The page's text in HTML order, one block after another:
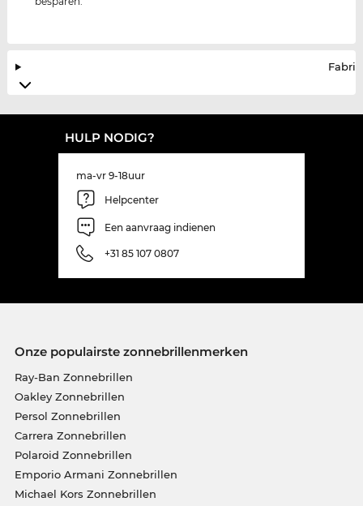
HULP NODIG?
ma-vr 9-18uur
Helpcenter
Een aanvraag indienen
+31 85 107 0807
Onze populairste zonnebrillenmerken
Ray-Ban Zonnebrillen
Oakley Zonnebrillen
Persol Zonnebrillen
Carrera Zonnebrillen
Polaroid Zonnebrillen
Emporio Armani Zonnebrillen
Michael Kors Zonnebrillen